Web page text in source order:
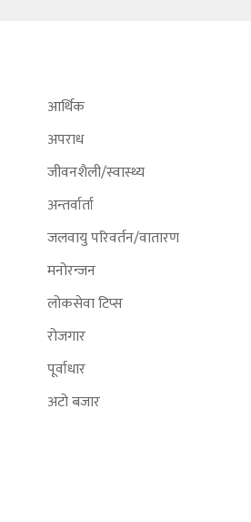
आर्थिक
अपराध
जीवनशैली/स्वास्थ्य
अन्तर्वार्ता
जलवायु परिवर्तन/वातारण
मनोरन्जन
लोकसेवा टिप्स
रोजगार
पूर्वाधार
अटो बजार